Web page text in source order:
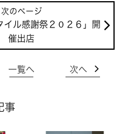
イル感謝祭２０２６」開
催出店
一覧へ 次へ
事